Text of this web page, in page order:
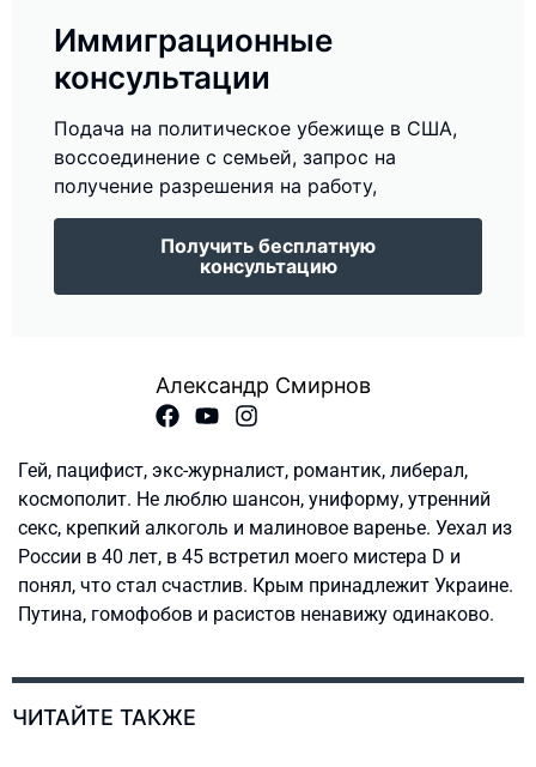
Иммиграционные
консультации
Подача на политическое убежище в США,
воссоединение с семьей, запрос на
получение разрешения на работу,
Получить бесплатную
консультацию
Александр Смирнов
Гей, пацифист, экс-журналист, романтик, либерал,
космополит. Не люблю шансон, униформу, утренний
секс, крепкий алкоголь и малиновое варенье. Уехал из
России в 40 лет, в 45 встретил моего мистера D и
понял, что стал счастлив. Крым принадлежит Украине.
Путина, гомофобов и расистов ненавижу одинаково.
ЧИТАЙТЕ ТАКЖЕ